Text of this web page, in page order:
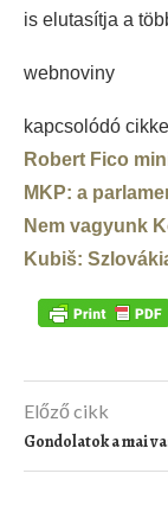
is elutasítja a
webnoviny
kapcsolódó
Robert Fico
MKP: a
Nem vagyunk
Kubiš:
Előző cikk
Gondolatok a mai